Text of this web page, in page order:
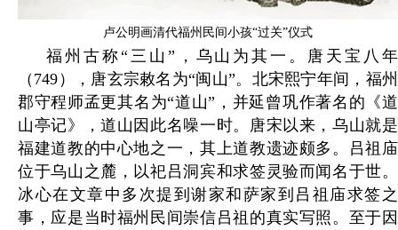
卢公明画清代福州民间小孩“过关”仪式
福州古称“三山”，乌山为其一。唐天宝八年
（749），唐玄宗敕名为“闽山”。北宋熙宁年间，福州
郡守程师孟更其名为“道山”，并延曾巩作著名的《道
山亭记》，道山因此名噪一时。唐宋以来，乌山就是
福建道教的中心地之一，其上道教遗迹颇多。吕祖庙
位于乌山之麓，以祀吕洞宾和求签灵验而闻名于世。
冰心在文章中多次提到谢家和萨家到吕祖庙求签之
事，应是当时福州民间崇信吕祖的真实写照。至于因